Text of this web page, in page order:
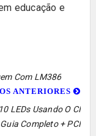
educação e
Com LM386
ANTERIORES
LEDs Usando O CI
Completo + PCI